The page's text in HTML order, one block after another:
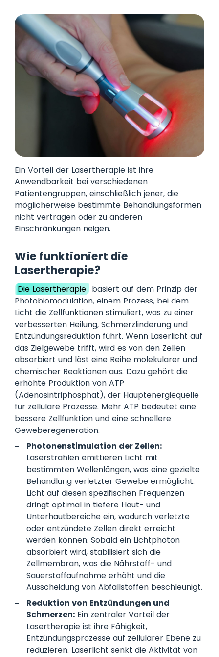
Ein Vorteil der Lasertherapie ist ihre
Anwendbarkeit bei verschiedenen
Patientengruppen, einschließlich jener, die
möglicherweise bestimmte Behandlungsformen
nicht vertragen oder zu anderen
Einschränkungen neigen.
Wie funktioniert die
Lasertherapie?
Die Lasertherapie basiert auf dem Prinzip der
Photobiomodulation, einem Prozess, bei dem
Licht die Zellfunktionen stimuliert, was zu einer
verbesserten Heilung, Schmerzlinderung und
Entzündungsreduktion führt. Wenn Laserlicht auf
das Zielgewebe trifft, wird es von den Zellen
absorbiert und löst eine Reihe molekularer und
chemischer Reaktionen aus. Dazu gehört die
erhöhte Produktion von ATP
(Adenosintriphosphat), der Hauptenergiequelle
für zelluläre Prozesse. Mehr ATP bedeutet eine
bessere Zellfunktion und eine schnellere
Geweberegeneration.
Photonenstimulation der Zellen:
Laserstrahlen emittieren Licht mit
bestimmten Wellenlängen, was eine gezielte
Behandlung verletzter Gewebe ermöglicht.
Licht auf diesen spezifischen Frequenzen
dringt optimal in tiefere Haut- und
Unterhautbereiche ein, wodurch verletzte
oder entzündete Zellen direkt erreicht
werden können. Sobald ein Lichtphoton
absorbiert wird, stabilisiert sich die
Zellmembran, was die Nährstoff- und
Sauerstoffaufnahme erhöht und die
Ausscheidung von Abfallstoffen beschleunigt.
Reduktion von Entzündungen und
Schmerzen: Ein zentraler Vorteil der
Lasertherapie ist ihre Fähigkeit,
Entzündungsprozesse auf zellulärer Ebene zu
reduzieren. Laserlicht senkt die Aktivität von